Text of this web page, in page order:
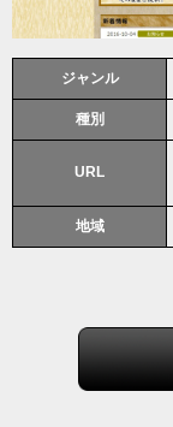
ジャンル
種別
URL
地域